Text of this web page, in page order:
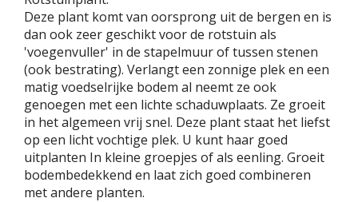
Deze plant komt van oorsprong uit de bergen en is
dan ook zeer geschikt voor de rotstuin als
'voegenvuller' in de stapelmuur of tussen stenen
(ook bestrating). Verlangt een zonnige plek en een
matig voedselrijke bodem al neemt ze ook
genoegen met een lichte schaduwplaats. Ze groeit
in het algemeen vrij snel. Deze plant staat het liefst
op een licht vochtige plek. U kunt haar goed
uitplanten In kleine groepjes of als eenling. Groeit
bodembedekkend en laat zich goed combineren
met andere planten.